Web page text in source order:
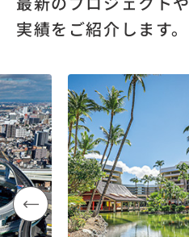
実績をご紹介します。